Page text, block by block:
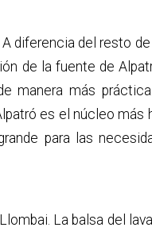
diferencia del resto
de la fuente de
manera más
es el núcleo más
para las
La balsa del